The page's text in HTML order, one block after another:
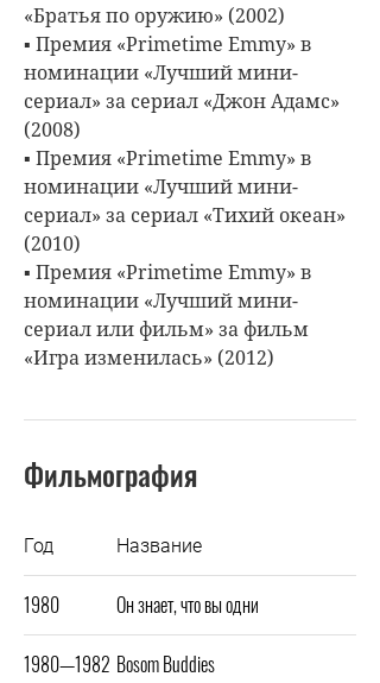
«Братья по оружию» (2002)
▪ Премия «Primetime Emmy» в
номинации «Лучший мини-
сериал» за сериал «Джон Адамс»
(2008)
▪ Премия «Primetime Emmy» в
номинации «Лучший мини-
сериал» за сериал «Тихий океан»
(2010)
▪ Премия «Primetime Emmy» в
номинации «Лучший мини-
сериал или фильм» за фильм
«Игра изменилась» (2012)
Фильмография
Год Название
1980 Он знает, что вы одни
1980—1982 Bosom Buddies